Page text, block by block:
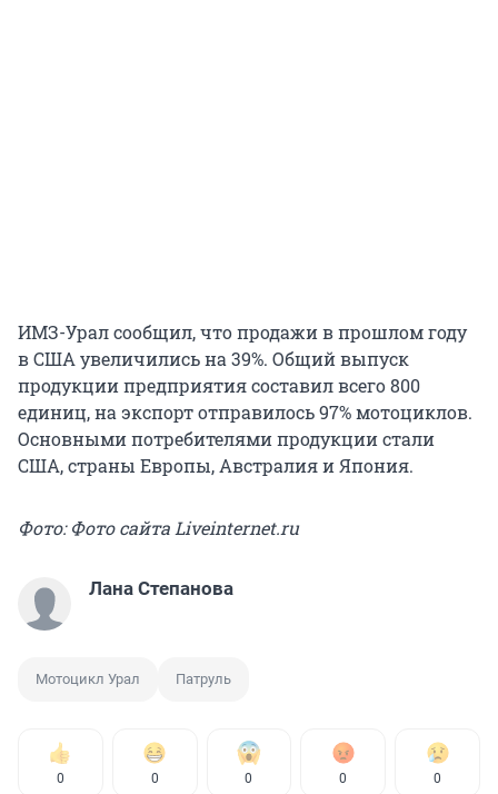
ИМЗ-Урал сообщил, что продажи в прошлом году
в США увеличились на 39%. Общий выпуск
продукции предприятия составил всего 800
единиц, на экспорт отправилось 97% мотоциклов.
Основными потребителями продукции стали
США, страны Европы, Австралия и Япония.
Фото: Фото сайта Liveinternet.ru
Лана Степанова
Мотоцикл Урал Патруль
0 0 0 0 0